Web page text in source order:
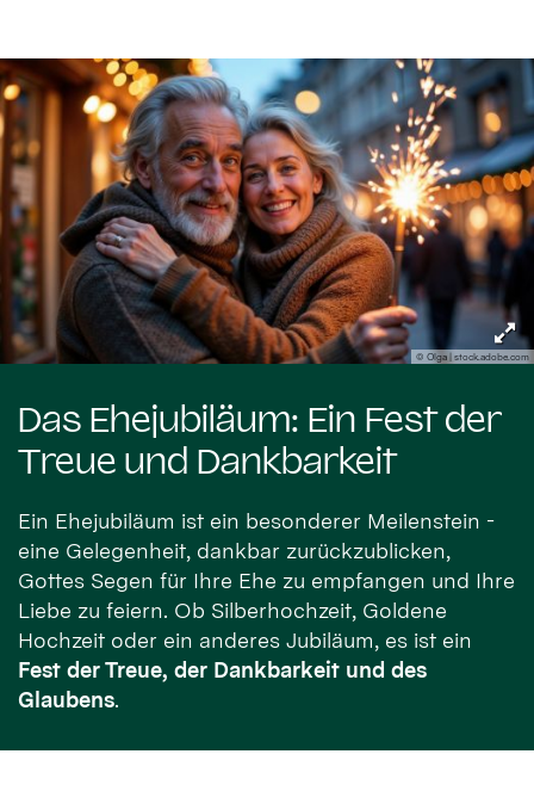
© Olga | stock.adobe.com
Das Ehejubiläum: Ein Fest der
Treue und Dankbarkeit
Ein Ehejubiläum ist ein besonderer Meilenstein -
eine Gelegenheit, dankbar zurückzublicken,
Gottes Segen für Ihre Ehe zu empfangen und Ihre
Liebe zu feiern. Ob Silberhochzeit, Goldene
Hochzeit oder ein anderes Jubiläum, es ist ein
Fest der Treue, der Dankbarkeit und des
Glaubens.